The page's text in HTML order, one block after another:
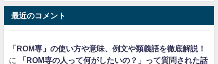
最近のコメント
「ROM専」の使い方や意味、例文や類義語を徹底解説！
に
「ROM専の人って何がしたいの？」って質問された話